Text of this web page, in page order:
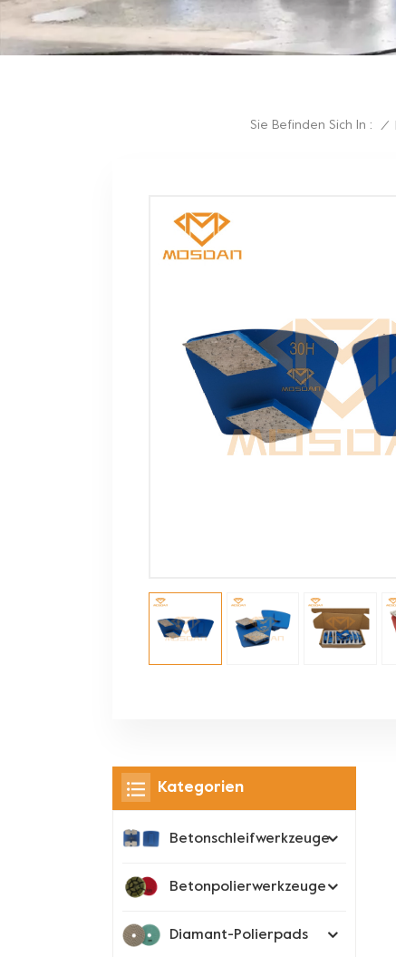
Sie Befinden Sich In : /
Kategorien
Betonschleifwerkzeuge
Betonpolierwerkzeuge
Diamant-Polierpads